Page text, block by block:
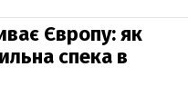
Європу: як
спека в